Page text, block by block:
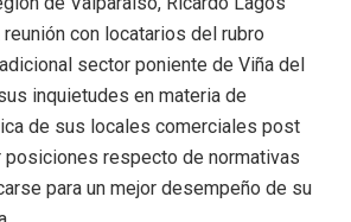
con locatarios del rubro
sector poniente de Viña del
inquietudes en materia de
de sus locales comerciales post
posiciones respecto de normativas
para un mejor desempeño de su